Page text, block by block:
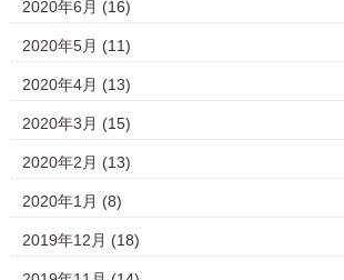
2020年6月 (16)
2020年5月 (11)
2020年4月 (13)
2020年3月 (15)
2020年2月 (13)
2020年1月 (8)
2019年12月 (18)